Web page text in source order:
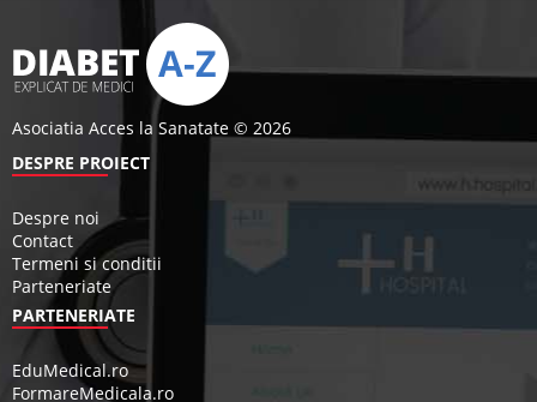
Asociatia Acces la Sanatate © 2026
DESPRE PROIECT
Despre noi
Contact
Termeni si conditii
Parteneriate
PARTENERIATE
EduMedical.ro
FormareMedicala.ro